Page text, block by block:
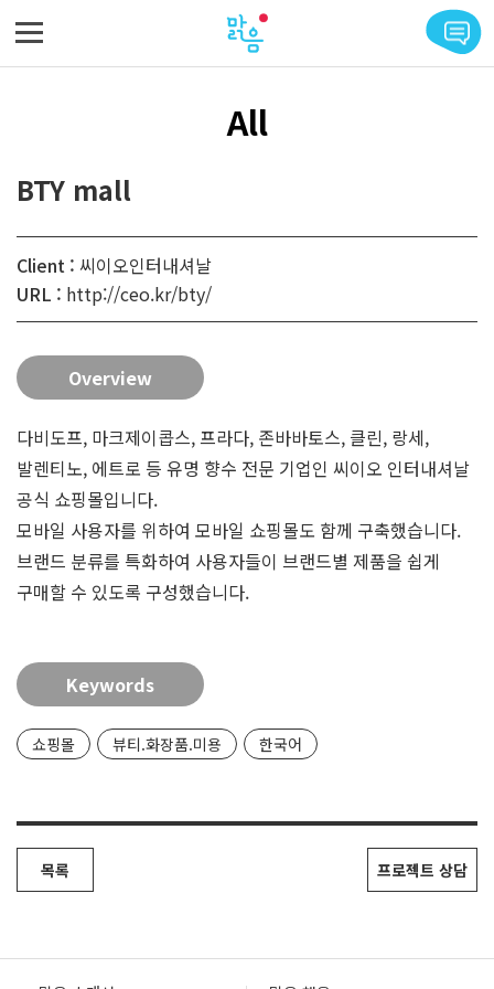
All
BTY mall
Client : 씨이오인터내셔날
URL : http://ceo.kr/bty/
Overview
다비도프, 마크제이콥스, 프라다, 존바바토스, 클린, 랑세,
발렌티노, 에트로 등 유명 향수 전문 기업인 씨이오 인터내셔날
공식 쇼핑몰입니다.
모바일 사용자를 위하여 모바일 쇼핑몰도 함께 구축했습니다.
브랜드 분류를 특화하여 사용자들이 브랜드별 제품을 쉽게
구매할 수 있도록 구성했습니다.
Keywords
쇼핑몰 뷰티.화장품.미용 한국어
목록 프로젝트 상담